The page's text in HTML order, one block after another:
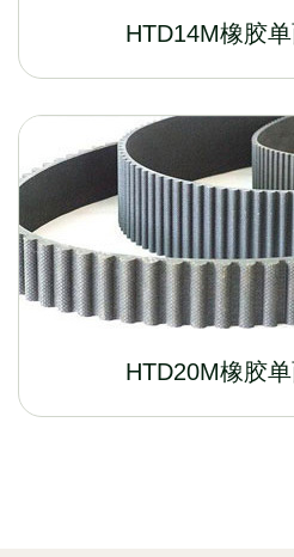
HTD14M橡胶
HTD20M橡胶